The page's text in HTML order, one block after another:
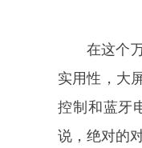
在这个
实用性，大
控制和蓝牙
说，绝对的